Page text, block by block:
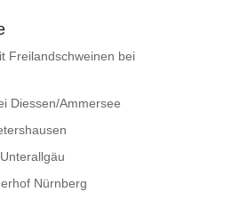
Freilandschweinen bei
Diessen/Ammersee
Nürnberg